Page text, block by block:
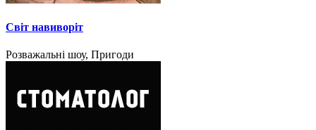
Світ навиворіт
Розважальні шоу, Пригоди